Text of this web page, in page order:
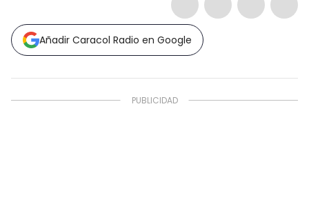
Añadir Caracol Radio en Google